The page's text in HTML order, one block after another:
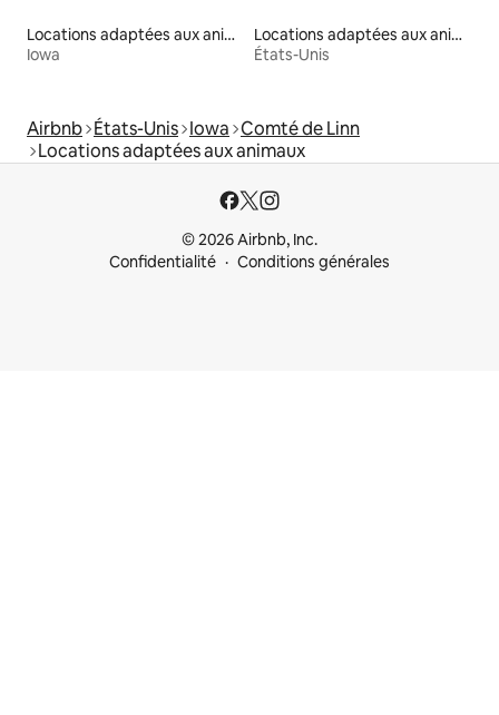
Locations adaptées aux animaux
Iowa
Locations adaptées aux animaux
États-Unis
Airbnb États-Unis Iowa Comté de Linn
Locations adaptées aux animaux
© 2026 Airbnb, Inc.
Confidentialité
Conditions générales